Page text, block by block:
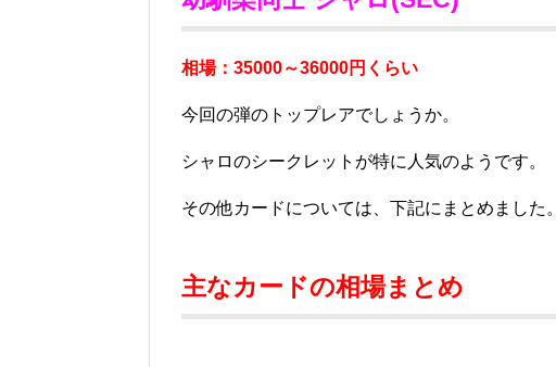
相場：35000～36000円くらい
今回の弾のトップレアでしょうか。
シャロのシークレットが特に人気のようです。
その他カードについては、下記にまとめました。
主なカードの相場まとめ